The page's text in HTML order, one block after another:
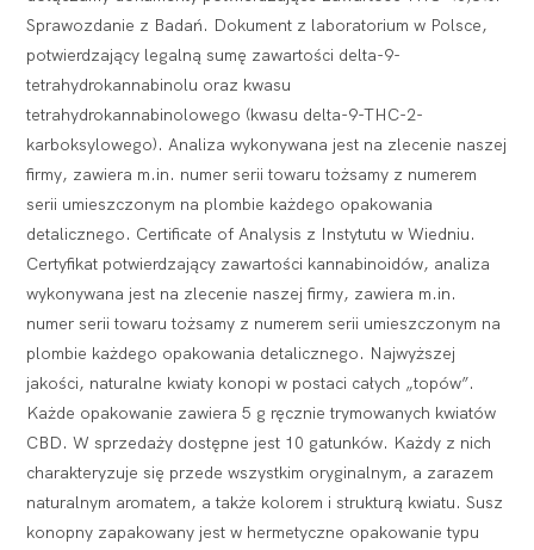
Sprawozdanie z Badań. Dokument z laboratorium w Polsce,
potwierdzający legalną sumę zawartości delta-9-
tetrahydrokannabinolu oraz kwasu
tetrahydrokannabinolowego (kwasu delta-9-THC-2-
karboksylowego). Analiza wykonywana jest na zlecenie naszej
firmy, zawiera m.in. numer serii towaru tożsamy z numerem
serii umieszczonym na plombie każdego opakowania
detalicznego. Certificate of Analysis z Instytutu w Wiedniu.
Certyfikat potwierdzający zawartości kannabinoidów, analiza
wykonywana jest na zlecenie naszej firmy, zawiera m.in.
numer serii towaru tożsamy z numerem serii umieszczonym na
plombie każdego opakowania detalicznego. Najwyższej
jakości, naturalne kwiaty konopi w postaci całych „topów”.
Każde opakowanie zawiera 5 g ręcznie trymowanych kwiatów
CBD. W sprzedaży dostępne jest 10 gatunków. Każdy z nich
charakteryzuje się przede wszystkim oryginalnym, a zarazem
naturalnym aromatem, a także kolorem i strukturą kwiatu. Susz
konopny zapakowany jest w hermetyczne opakowanie typu